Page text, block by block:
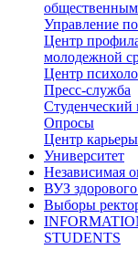
Управление
Центр
молодежной
Центр
Пресс-служба
Студенческий
Опросы
Центр карьеры
Университет
Независимая
ВУЗ
Выборы
STUDENTS